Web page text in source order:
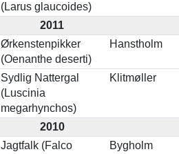
(Larus glaucoides)
2011
Ørkenstenpikker
(Oenanthe deserti)
Hanstholm
Sydlig Nattergal
(Luscinia
megarhynchos)
Klitmøller
2010
Jagtfalk (Falco
Bygholm